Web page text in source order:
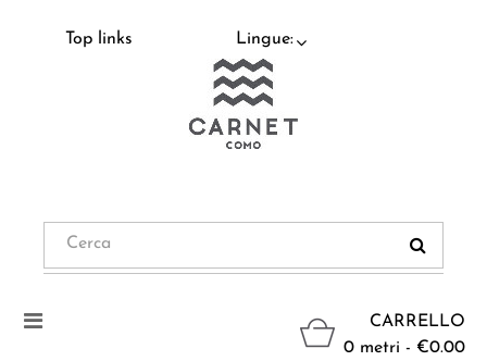
Top links Lingue:
CARRELLO
0 metri - €0.00
Navigazione